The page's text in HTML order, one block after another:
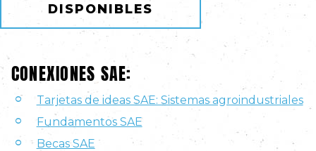
DISPONIBLES
CONEXIONES SAE:
Tarjetas de ideas SAE: Sistemas agroindustriales
Fundamentos SAE
Becas SAE